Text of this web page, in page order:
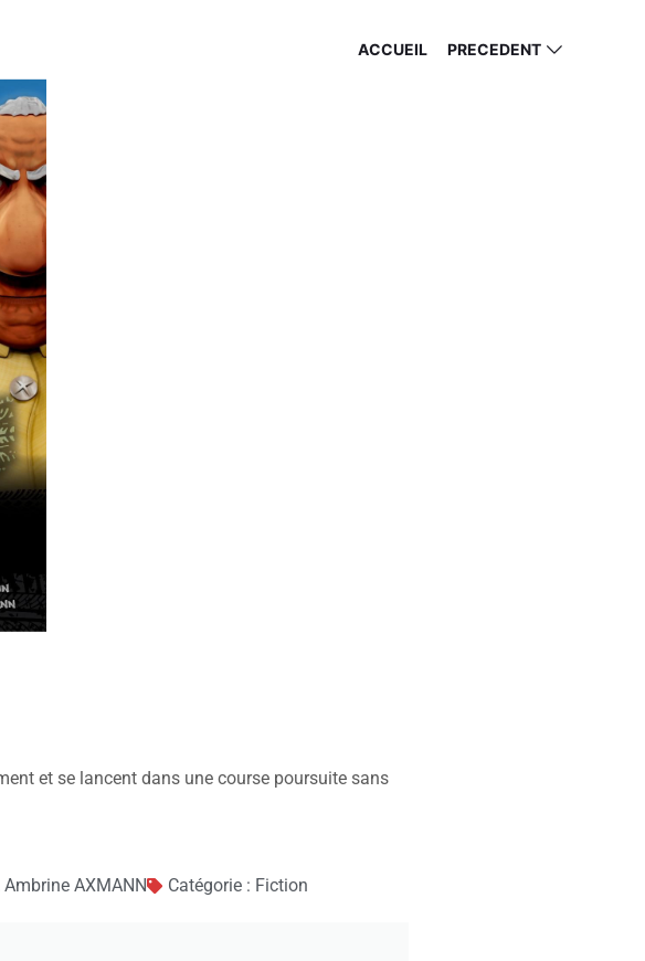
ACCUEIL PRECEDENT
et se lancent dans une course poursuite sans
Ambrine AXMANN Catégorie : Fiction